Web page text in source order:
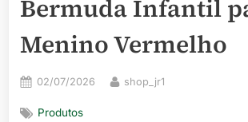
Bermuda Infantil
Menino Vermelho
Posted
02/07/2026 By
shop_jr1
Produtos